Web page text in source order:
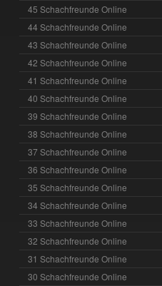
45 Schachfreunde Online
44 Schachfreunde Online
43 Schachfreunde Online
42 Schachfreunde Online
41 Schachfreunde Online
40 Schachfreunde Online
39 Schachfreunde Online
38 Schachfreunde Online
37 Schachfreunde Online
36 Schachfreunde Online
35 Schachfreunde Online
34 Schachfreunde Online
33 Schachfreunde Online
32 Schachfreunde Online
31 Schachfreunde Online
30 Schachfreunde Online